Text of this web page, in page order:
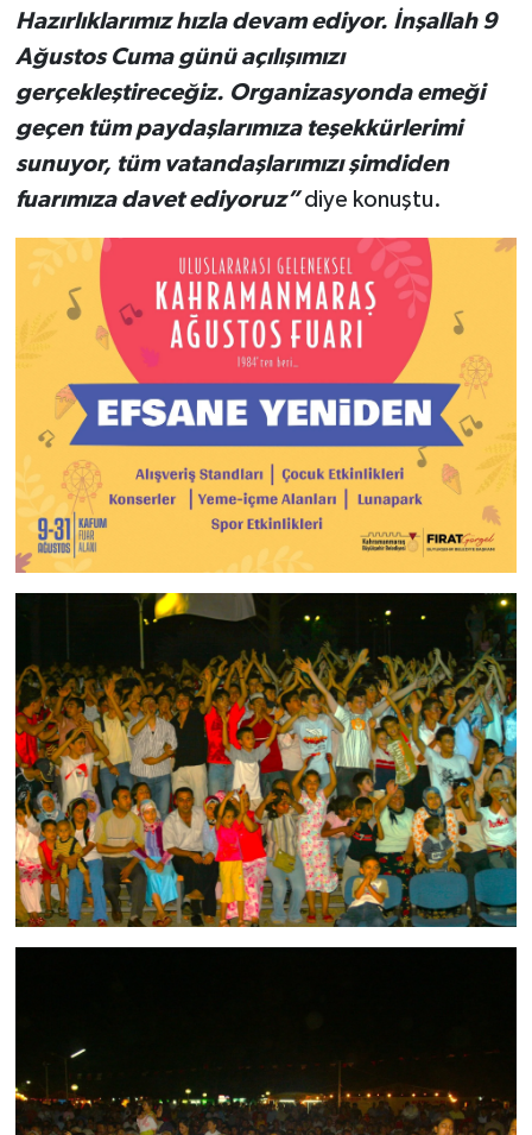
Hazırlıklarımız hızla devam ediyor. İnşallah 9
Ağustos Cuma günü açılışımızı
gerçekleştireceğiz. Organizasyonda emeği
geçen tüm paydaşlarımıza teşekkürlerimi
sunuyor, tüm vatandaşlarımızı şimdiden
fuarımıza davet ediyoruz”diye konuştu.